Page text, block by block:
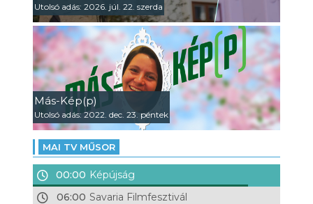
Utolsó adás: 2026. júl. 22. szerda
Más-Kép(p)
Utolsó adás: 2022. dec. 23. péntek
MAI TV MŰSOR
00:00 Képújság
06:00 Savaria Filmfesztivál